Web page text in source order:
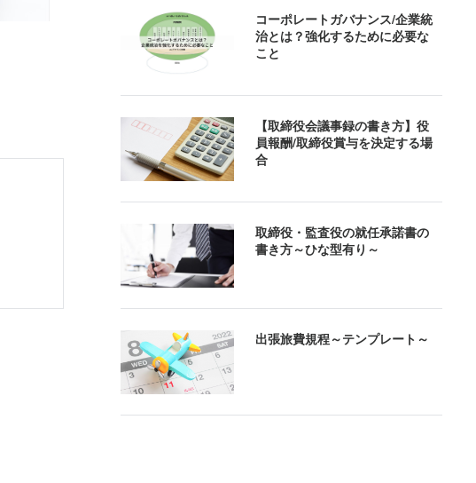
コーポレートガバナンス/企業統
治とは？強化するために必要な
こと
【取締役会議事録の書き方】役
員報酬/取締役賞与を決定する場
合
取締役・監査役の就任承諾書の
書き方～ひな型有り～
出張旅費規程～テンプレート～